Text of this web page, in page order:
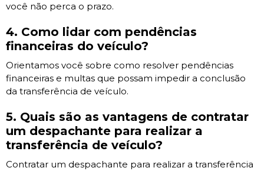
você não perca o prazo.
4. Como lidar com pendências
financeiras do veículo?
Orientamos você sobre como resolver pendências
financeiras e multas que possam impedir a conclusão
da transferência de veículo.
5. Quais são as vantagens de contratar
um despachante para realizar a
transferência de veículo?
Contratar um despachante para realizar a transferência